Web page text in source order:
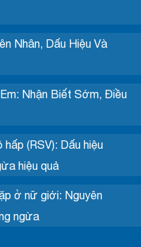
Nhân, Dấu Hiệu Và
Nhận Biết Sớm, Điều
(RSV): Dấu hiệu
hiệu quả
ở nữ giới: Nguyên
ngừa